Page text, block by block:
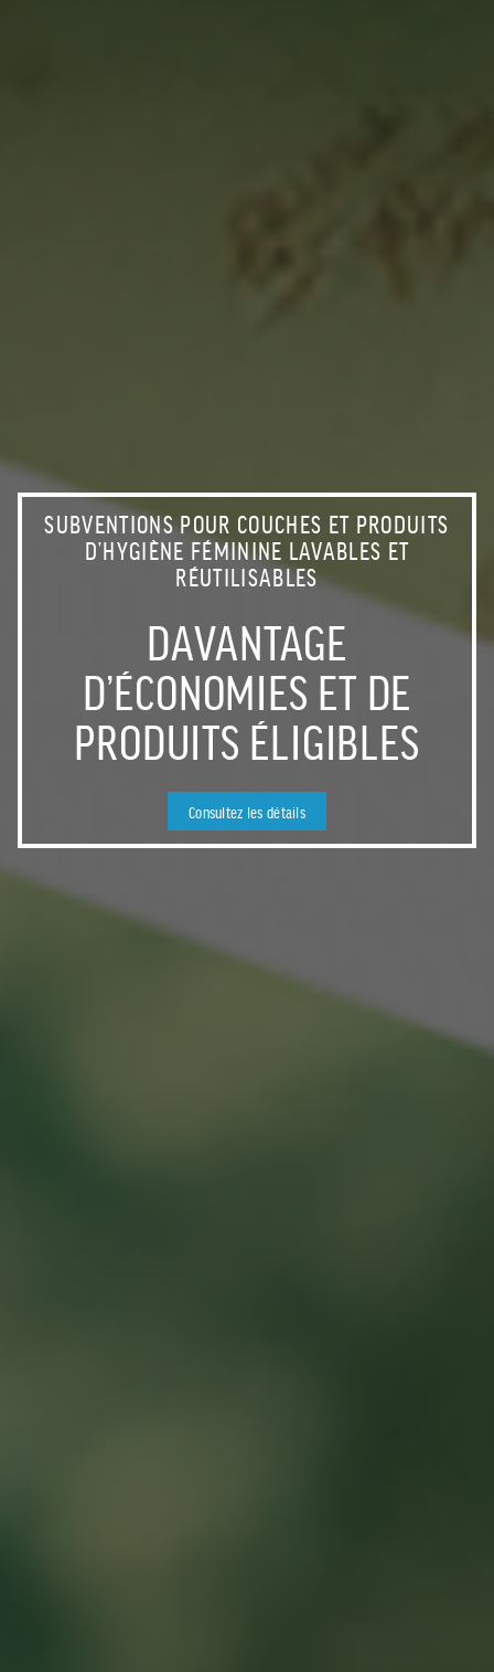
VISITEZ LA PAGE OFFICIELLE ET LES OUTILS
DE
L’INVENTAIRE DU
PATRIMOINE BÂTI
SUBVENTIONS POUR COUCHES ET PRODUITS
D’HYGIÈNE FÉMININE LAVABLES ET
RÉUTILISABLES
DAVANTAGE
D’ÉCONOMIES ET DE
PRODUITS ÉLIGIBLES
Consultez les détails
LANCEMENT DE LA
PLANIFICATION
STRATÉGIQUE DE LA MRC
ET DU PAÉE